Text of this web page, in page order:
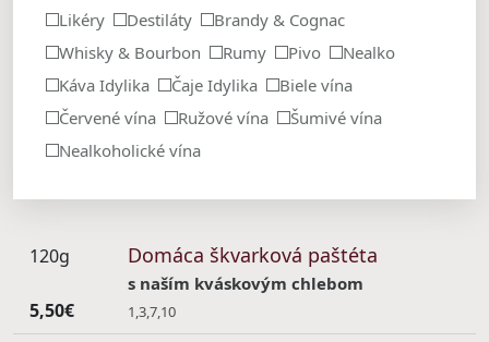
Likéry
Destiláty
Brandy & Cognac
Whisky & Bourbon
Rumy Pivo
Nealko
Káva Idylika
Čaje Idylika
Biele vína
Červené vína
Ružové vína
Šumivé vína
Nealkoholické vína
120g
5,50€
Domáca škvarková paštéta
s naším kváskovým chlebom
1,3,7,10